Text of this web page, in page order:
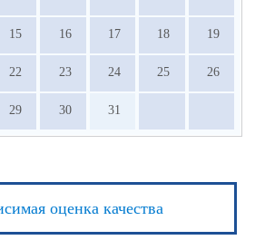
15 16 17 18 19
22 23 24 25 26
29 30 31
оценка качества